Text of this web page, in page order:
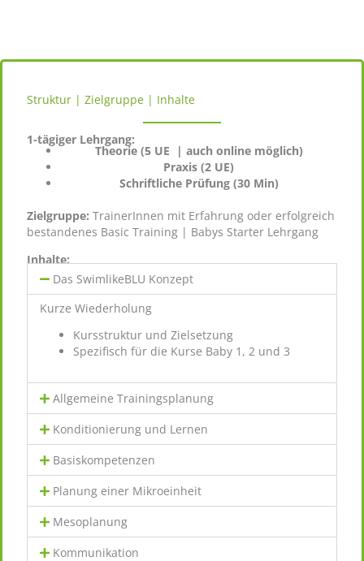
Struktur | Zielgruppe | Inhalte
1-tägiger Lehrgang:
Theorie (5 UE | auch online möglich)
Praxis (2 UE)
Schriftliche Prüfung (30 Min)
Zielgruppe: TrainerInnen mit Erfahrung oder erfolgreich
bestandenes Basic Training | Babys Starter Lehrgang
Inhalte:
Das SwimlikeBLU Konzept
Kurze Wiederholung
Kursstruktur und Zielsetzung
Spezifisch für die Kurse Baby 1, 2 und 3
Allgemeine Trainingsplanung
Konditionierung und Lernen
Basiskompetenzen
Planung einer Mikroeinheit
Mesoplanung
Kommunikation